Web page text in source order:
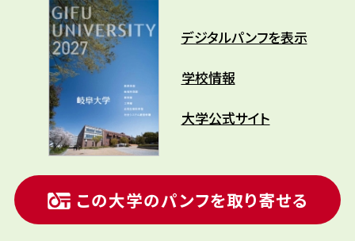
デジタルパンフを表示
学校情報
大学公式サイト
この大学のパンフを取り寄せる